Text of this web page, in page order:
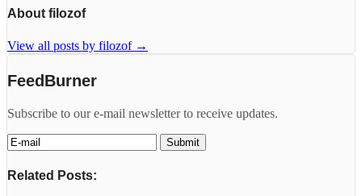
About filozof
View all posts by filozof →
FeedBurner
Subscribe to our e-mail newsletter to receive updates.
Related Posts: